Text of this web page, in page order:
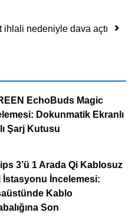
ihlali nedeniyle dava açtı
EchoBuds Magic
Dokunmatik Ekranlı
Şarj Kutusu
3’ü 1 Arada Qi Kablosuz
İstasyonu İncelemesi:
Kablo
Son